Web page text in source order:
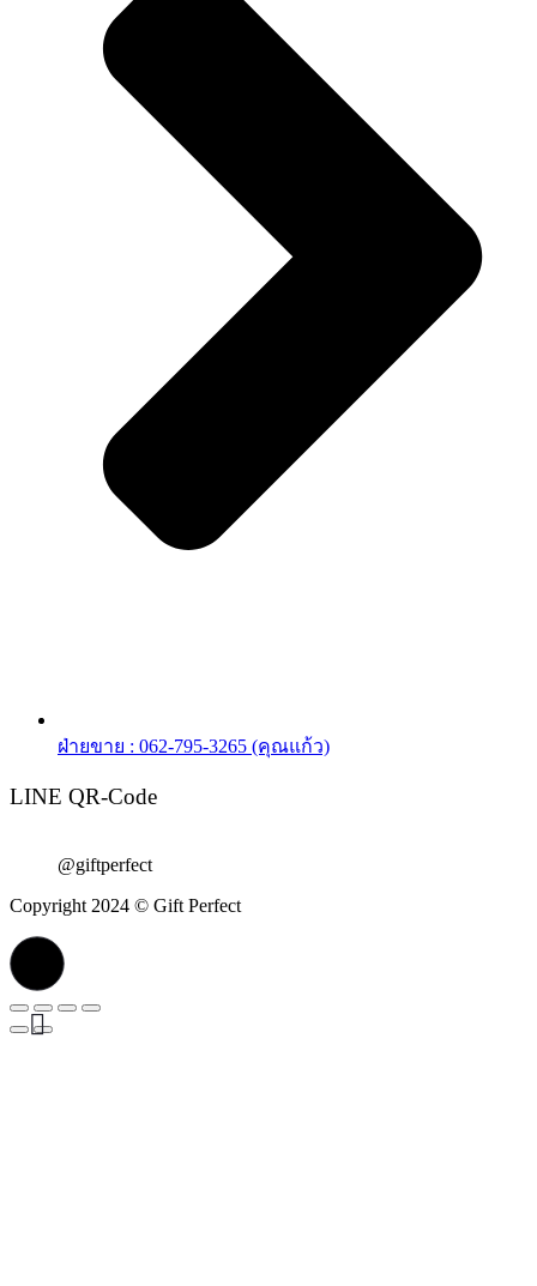
ฝ่ายขาย : 062-795-3265 (คุณแก้ว)
LINE QR-Code
@giftperfect
Copyright 2024 © Gift Perfect